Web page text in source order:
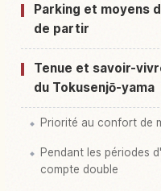
Parking et moyens
de partir
Tenue et savoir-
du Tokusenjō-yama
Priorité au confort de
Pendant les périodes
compte double